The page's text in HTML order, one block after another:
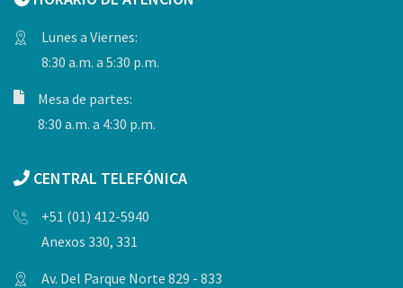
Lunes a Viernes:
8:30 a.m. a 5:30 p.m.
Mesa de partes:
8:30 a.m. a 4:30 p.m.
CENTRAL TELEFÓNICA
+51 (01) 412-5940
Anexos 330, 331
Av. Del Parque Norte 829 - 833